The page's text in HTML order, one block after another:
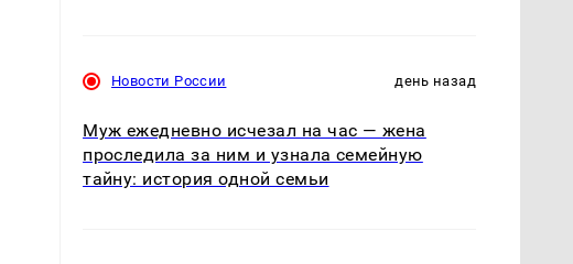
Новости России день назад
Муж ежедневно исчезал на час — жена
проследила за ним и узнала семейную
тайну: история одной семьи